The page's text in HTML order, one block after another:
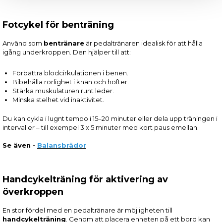
Fotcykel för benträning
Använd som bentränare är pedaltränaren idealisk för att hålla
igång underkroppen. Den hjälper till att:
Förbättra blodcirkulationen i benen.
Bibehålla rörlighet i knän och höfter.
Stärka muskulaturen runt leder.
Minska stelhet vid inaktivitet.
Du kan cykla i lugnt tempo i 15–20 minuter eller dela upp träningen i
intervaller – till exempel 3 x 5 minuter med kort paus emellan.
Se även - Balansbrädor
Handcykelträning för aktivering av
överkroppen
En stor fördel med en pedaltränare är möjligheten till
handcykelträning . Genom att placera enheten på ett bord kan